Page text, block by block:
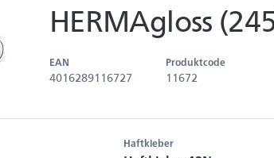
HERMAgloss
EAN
4016289116727
Produktcode
11672
Haftkleber